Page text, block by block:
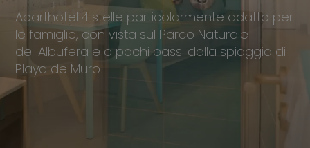
Aparthotel 4 stelle particolarmente adatto per
le famiglie, con vista sul Parco Naturale
dell'Albufera e a pochi passi dalla spiaggia di
Playa de Muro.